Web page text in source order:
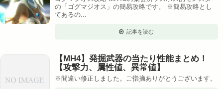
の「ゴグマジオス」の簡易攻略です。 ※簡易攻略とし
てあるの...
記事を読む
【MH4】発掘武器の当たり性能まとめ！
【攻撃力、属性値、異常値】
※間違い修正しました。ご指摘ありがとうございます。